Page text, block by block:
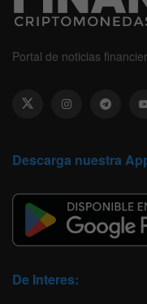
Portal de noticias
Descarga nuestra
De Interes: